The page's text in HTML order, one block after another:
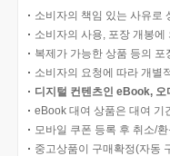
소비자의 책임 있는 사유로
소비자의 사용, 포장 개봉
복제가 가능한 상품 등의
소비자의 요청에 따라 개별
디지털 컨텐츠인 eBook,
eBook 대여 상품은 대여 기
모바일 쿠폰 등록 후 취소/
중고상품이 구매확정(자동